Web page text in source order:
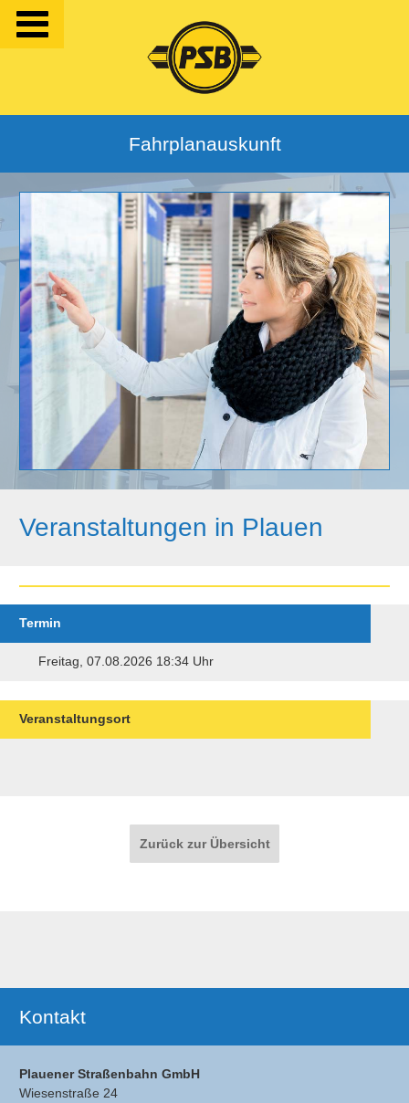
Fahrplanauskunft
Veranstaltungen in Plauen
Termin
Freitag, 07.08.2026 18:34 Uhr
Veranstaltungsort
Zurück zur Übersicht
Kontakt
Plauener Straßenbahn GmbH
Wiesenstraße 24